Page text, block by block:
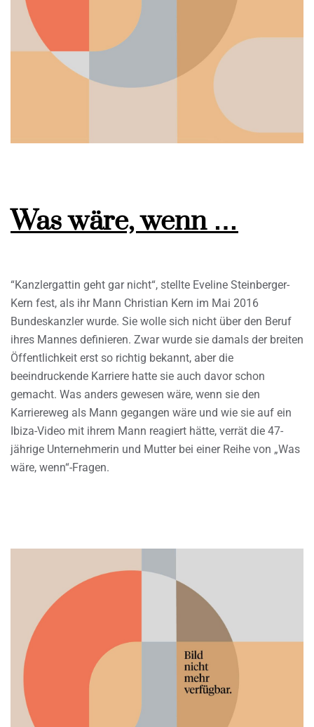
Was wäre, wenn …
“Kanzlergattin geht gar nicht“, stellte Eveline Steinberger-
Kern fest, als ihr Mann Christian Kern im Mai 2016
Bundeskanzler wurde. Sie wolle sich nicht über den Beruf
ihres Mannes definieren. Zwar wurde sie damals der breiten
Öffentlichkeit erst so richtig bekannt, aber die
beeindruckende Karriere hatte sie auch davor schon
gemacht. Was anders gewesen wäre, wenn sie den
Karriereweg als Mann gegangen wäre und wie sie auf ein
Ibiza-Video mit ihrem Mann reagiert hätte, verrät die 47-
jährige Unternehmerin und Mutter bei einer Reihe von „Was
wäre, wenn“-Fragen.